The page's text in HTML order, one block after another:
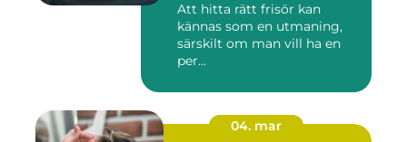
Att hitta rätt frisör kan
kännas som en utmaning,
särskilt om man vill ha en
per...
04. mar